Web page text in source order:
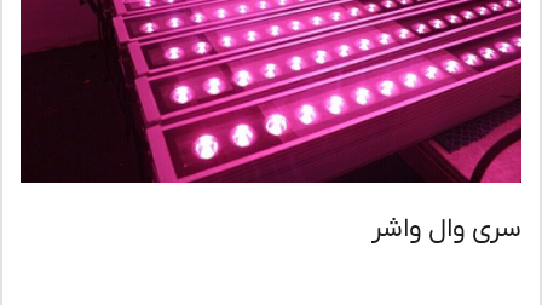
وال واشر